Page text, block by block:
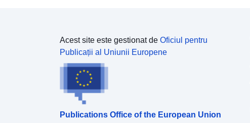
Acest site este gestionat de Oficiul pentru
Publicații al Uniunii Europene
Publications Office of the European Union